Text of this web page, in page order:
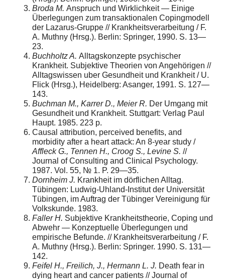
Broda M. Anspruch und Wirklichkeit — Einige
Überlegungen zum transaktionalen Copingmodell
der Lazarus-Gruppe // Krankheitsverarbeitung / F.
A. Muthny (Hrsg.). Berlin: Springer, 1990. S. 13—
23.
Buchholtz A. Alltagskonzepte psychischer
Krankheit. Subjektive Theorien von Angehörigen //
Alltagswissen uber Gesundheit und Krankheit / U.
Flick (Hrsg.), Heidelberg: Asanger, 1991. S. 127—
143.
Buchman M., Karrer D., Meier R. Der Umgang mit
Gesundheit und Krankheit. Stuttgart: Verlag Paul
Haupt. 1985. 223 p.
Causal attribution, perceived benefits, and
morbidity after a heart attack: An 8-year study /
Affleck G., Tennen H., Croog S., Levine S. //
Journal of Consulting and Clinical Psychology.
1987. Vol. 55, № 1. P. 29—35.
Dornheim J. Krankheit im dörflichen Alltag.
Tübingen: Ludwig-Uhland-Institut der Universität
Tübingen, im Auftrag der Tübinger Vereinigung für
Volkskunde. 1983.
Faller H. Subjektive Krankheitstheorie, Coping und
Abwehr — Konzeptuelle Überlegungen und
empirische Befunde. // Krankheitsverarbeitung / F.
A. Muthny (Hrsg.). Berlin: Springer. 1990. S. 131—
142.
Feifel H., Freilich, J., Hermann L. J. Death fear in
dying heart and cancer patients // Journal of